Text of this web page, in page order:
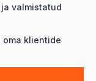
valmistatud
klientide